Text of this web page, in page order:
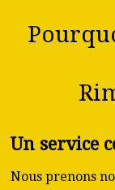
Un service
Nous prenons